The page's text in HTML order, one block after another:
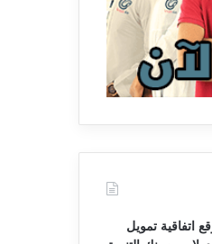
اتفاقية تمويل